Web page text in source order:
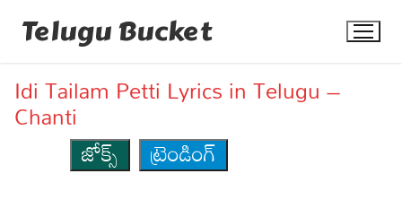
Telugu Bucket
Idi Tailam Petti Lyrics in Telugu –
Chanti
జోక్స్
ట్రెండింగ్